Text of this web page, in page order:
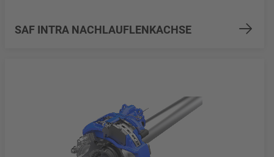
SAF INTRA NACHLAUFLENKACHSE